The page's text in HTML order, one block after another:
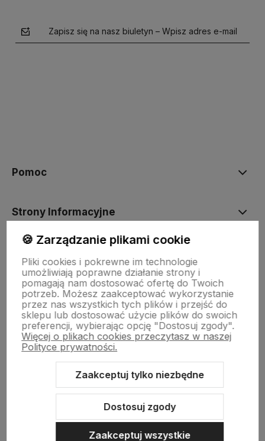
Zapisz się na nasz biuletyn – Wpisz adres e-mail
Pomoc
Strony Informacyjne
O firmie
Sklep internetowy Shoper Premium
Szablon Shoper Modern 3.0™
🍪 Zarządzanie plikami cookie
Pliki cookies i pokrewne im technologie
umożliwiają poprawne działanie strony i
pomagają nam dostosować ofertę do Twoich
potrzeb. Możesz zaakceptować wykorzystanie
przez nas wszystkich tych plików i przejść do
sklepu lub dostosować użycie plików do swoich
preferencji, wybierając opcję "Dostosuj zgody".
Więcej o plikach cookies przeczytasz w naszej
Polityce prywatności.
Zaakceptuj tylko niezbędne
Dostosuj zgody
Zaakceptuj wszystkie